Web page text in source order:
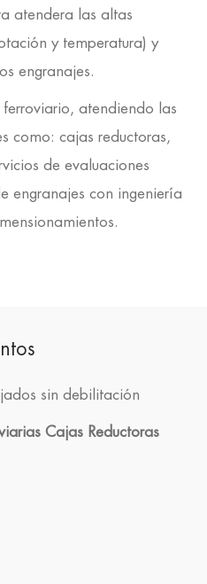
atendera las altas
y temperatura) y
engranajes.
atendiendo las
como: cajas reductoras,
de evaluaciones
engranajes con ingeniería
sin debilitación
Cajas Reductoras